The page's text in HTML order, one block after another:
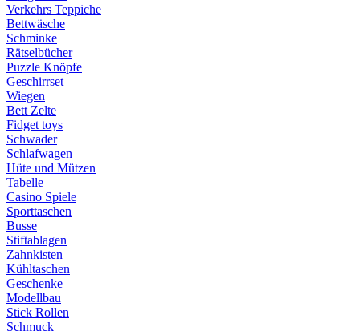
Verkehrs Teppiche
Bettwäsche
Schminke
Rätselbücher
Puzzle Knöpfe
Geschirrset
Wiegen
Bett Zelte
Fidget toys
Schwader
Schlafwagen
Hüte und Mützen
Tabelle
Casino Spiele
Sporttaschen
Busse
Stiftablagen
Zahnkisten
Kühltaschen
Geschenke
Modellbau
Stick Rollen
Schmuck